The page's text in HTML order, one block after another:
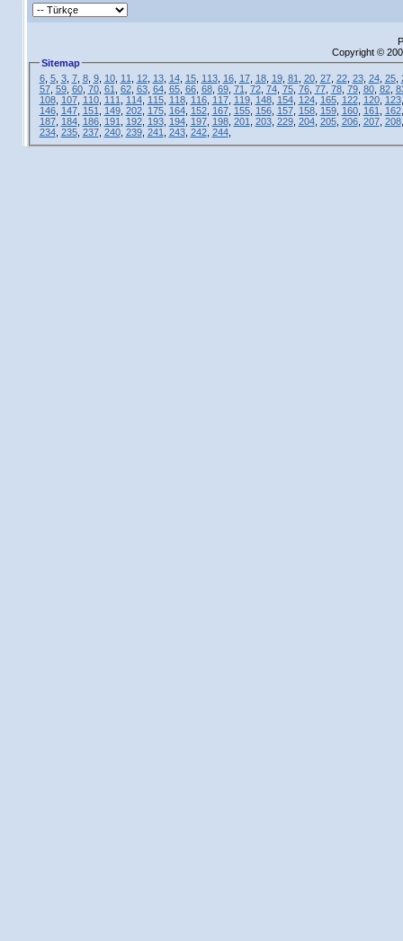
Copyright ©
Sitemap
6, 5, 3, 7, 8, 9, 10, 11 12, 13, 14, 15, 113, 16, 17, 18, 19, 81 20, 27, 22, 23, 24, 25,
57, 59, 60, 70, 61 62, 63, 64, 65, 66, 68, 69, 71 72, 74, 75, 76, 77, 78, 79, 80, 82,
108, 107, 110, 111 114, 115, 118, 116, 117, 119, 148, 154, 124, 165, 122, 120, 123
146, 147, 151 149, 202, 175, 164, 152, 167, 155, 156, 157, 158, 159, 160, 161 162
187, 184, 186, 191 192, 193, 194, 197, 198, 201 203, 229, 204, 205, 206, 207, 208
234, 235, 237, 240, 239, 241 243, 242, 244,